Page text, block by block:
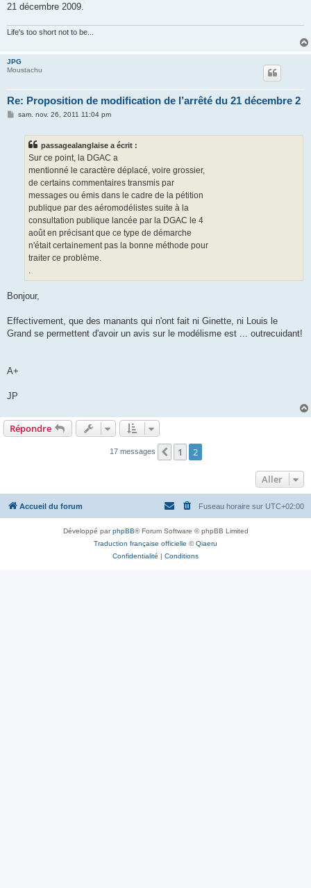
21 décembre 2009.
Life's too short not to be...
JPG
Moustachu
Re: Proposition de modification de l’arrêté du 21 décembre 2
Msam. nov. 26, 2011 11:04 pm
passagealanglaise a écrit :
Sur ce point, la DGAC a
mentionné le caractère déplacé, voire grossier,
de certains commentaires transmis par
messages ou émis dans le cadre de la pétition
publique par des aéromodélistes suite à la
consultation publique lancée par la DGAC le 4
août en précisant que ce type de démarche
n'était certainement pas la bonne méthode pour
traiter ce problème.
.
Bonjour,
Effectivement, que des manants qui n'ont fait ni Ginette, ni Louis le
Grand se permettent d'avoir un avis sur le modélisme est ... outrecuidant!
A+
JP
Répondre
17 messages Précédent
1 2
Aller
Accueil du forum Fuseau horaire sur UTC+02:00
Développé parphpBB® Forum Software © phpBB Limited
Traduction française officielle ©Qiaeru
Confidentialité | Conditions